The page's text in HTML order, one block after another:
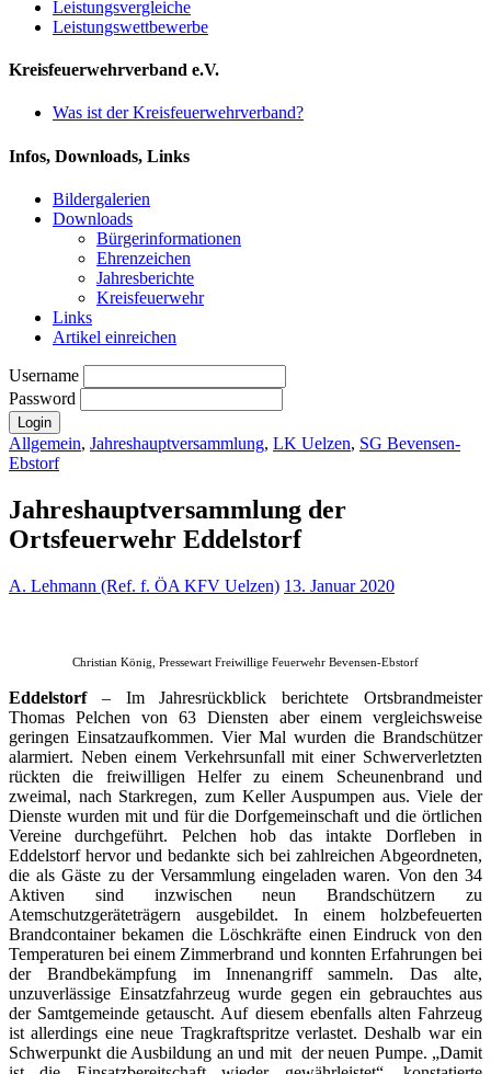
Leistungsvergleiche
Leistungswettbewerbe
Kreisfeuerwehrverband e.V.
Was ist der Kreisfeuerwehrverband?
Infos, Downloads, Links
Bildergalerien
Downloads
Bürgerinformationen
Ehrenzeichen
Jahresberichte
Kreisfeuerwehr
Links
Artikel einreichen
Username
Password
Allgemein, Jahreshauptversammlung, LK Uelzen, SG Bevensen-
Ebstorf
Jahreshauptversammlung der
Ortsfeuerwehr Eddelstorf
A. Lehmann (Ref. f. ÖA KFV Uelzen) 13. Januar 2020
Christian König, Pressewart Freiwillige Feuerwehr Bevensen-Ebstorf
Eddelstorf– Im Jahresrückblick berichtete Ortsbrandmeister
Thomas Pelchen von 63 Diensten aber einem vergleichsweise
geringen Einsatzaufkommen. Vier Mal wurden die Brandschützer
alarmiert. Neben einem Verkehrsunfall mit einer Schwerverletzten
rückten die freiwilligen Helfer zu einem Scheunenbrand und
zweimal, nach Starkregen, zum Keller Auspumpen aus. Viele der
Dienste wurden mit und für die Dorfgemeinschaft und die örtlichen
Vereine durchgeführt. Pelchen hob das intakte Dorfleben in
Eddelstorf hervor und bedankte sich bei zahlreichen Abgeordneten,
die als Gäste zu der Versammlung eingeladen waren. Von den 34
Aktiven sind inzwischen neun Brandschützern zu
Atemschutzgeräteträgern ausgebildet. In einem holzbefeuerten
Brandcontainer bekamen die Löschkräfte einen Eindruck von den
Temperaturen bei einem Zimmerbrand und konnten Erfahrungen bei
der Brandbekämpfung im Innenangriff sammeln. Das alte,
unzuverlässige Einsatzfahrzeug wurde gegen ein gebrauchtes aus
der Samtgemeinde getauscht. Auf diesem ebenfalls alten Fahrzeug
ist allerdings eine neue Tragkraftspritze verlastet. Deshalb war ein
Schwerpunkt die Ausbildung an und mit der neuen Pumpe. „Damit